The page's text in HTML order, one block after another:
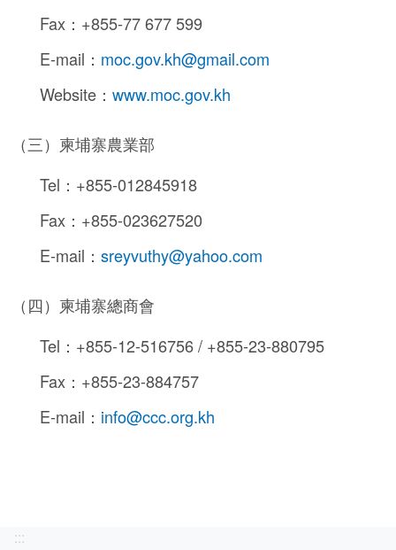
Fax：+855-77 677 599
E-mail： moc.gov.kh@gmail.com
Website：www.moc.gov.kh
（三）柬埔寨農業部
Tel：+855-012845918
Fax：+855-023627520
E-mail：sreyvuthy@yahoo.com
（四）柬埔寨總商會
Tel：+855-12-516756 / +855-23-880795
Fax：+855-23-884757
E-mail： info@ccc.org.kh
:::